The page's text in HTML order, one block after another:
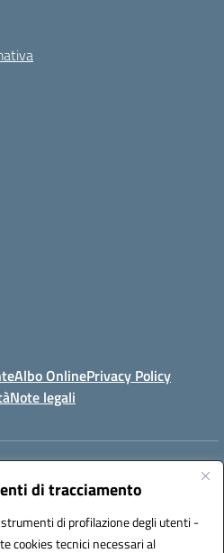
di tracciamento
di profilazione degli utenti -
cookies tecnici necessari al
Albo OnlinePrivacy Policy
Note legali
ceic85400b@istruzione.it